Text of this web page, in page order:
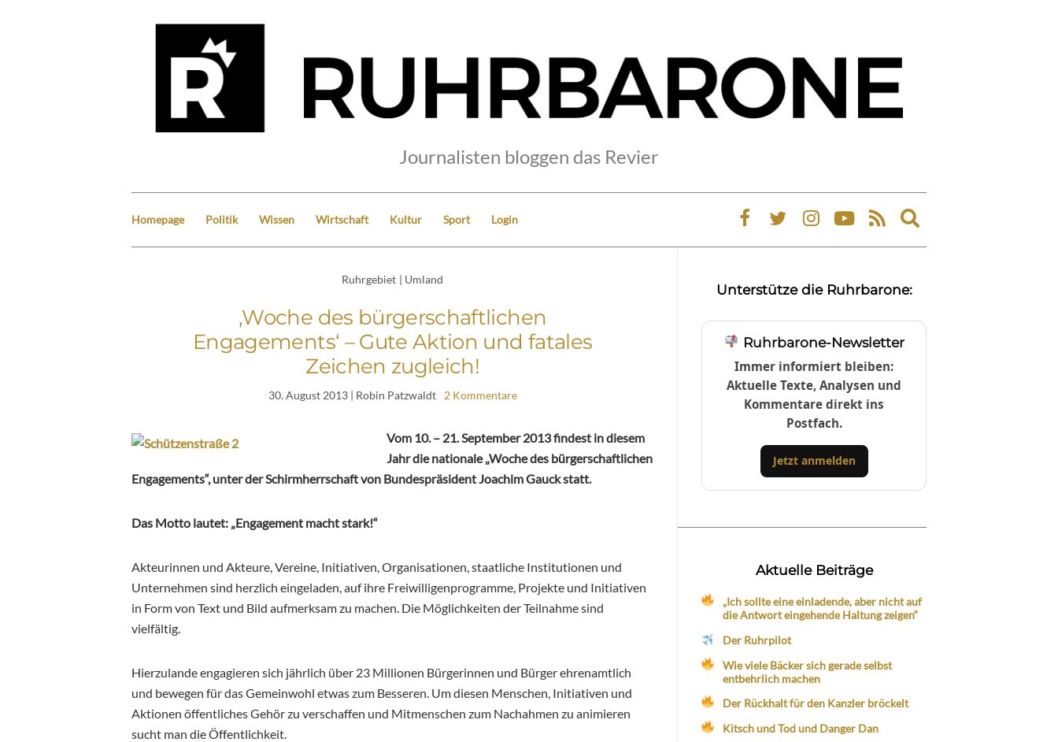
Journalisten bloggen das Revier
Homepage Politik Wissen Wirtschaft Kultur Sport Login
Expand
search
Ruhrgebiet | Umland
‚Woche des bürgerschaftlichen
Engagements‘ – Gute Aktion und fatales
Zeichen zugleich!
30. August 2013| Robin Patzwaldt 2 Kommentare
Vom 10. – 21. September 2013 findest in diesem
Jahr die nationale „Woche des bürgerschaftlichen
Engagements“, unter der Schirmherrschaft von Bundespräsident Joachim Gauck statt.
Das Motto lautet: „Engagement macht stark!“
Akteurinnen und Akteure, Vereine, Initiativen, Organisationen, staatliche Institutionen und
Unternehmen sind herzlich eingeladen, auf ihre Freiwilligenprogramme, Projekte und Initiativen
in Form von Text und Bild aufmerksam zu machen. Die Möglichkeiten der Teilnahme sind
vielfältig.
Hierzulande engagieren sich jährlich über 23 Millionen Bürgerinnen und Bürger ehrenamtlich
und bewegen für das Gemeinwohl etwas zum Besseren. Um diesen Menschen, Initiativen und
Aktionen öffentliches Gehör zu verschaffen und Mitmenschen zum Nachahmen zu animieren
sucht man die Öffentlichkeit.
Unterstütze die Ruhrbarone:
Ruhrbarone-Newsletter
Immer informiert bleiben:
Aktuelle Texte, Analysen und
Kommentare direkt ins
Postfach.
Jetzt anmelden
Aktuelle Beiträge
„Ich sollte eine einladende, aber nicht auf
die Antwort eingehende Haltung zeigen“
Der Ruhrpilot
Wie viele Bäcker sich gerade selbst
entbehrlich machen
Der Rückhalt für den Kanzler bröckelt
Kitsch und Tod und Danger Dan